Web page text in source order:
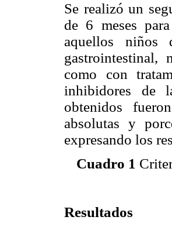
Se realizó un
de 6 meses
aquellos niños
gastrointestinal,
como con
inhibidores de
obtenidos
absolutas y
expresando los
Cuadro 1
Resultados